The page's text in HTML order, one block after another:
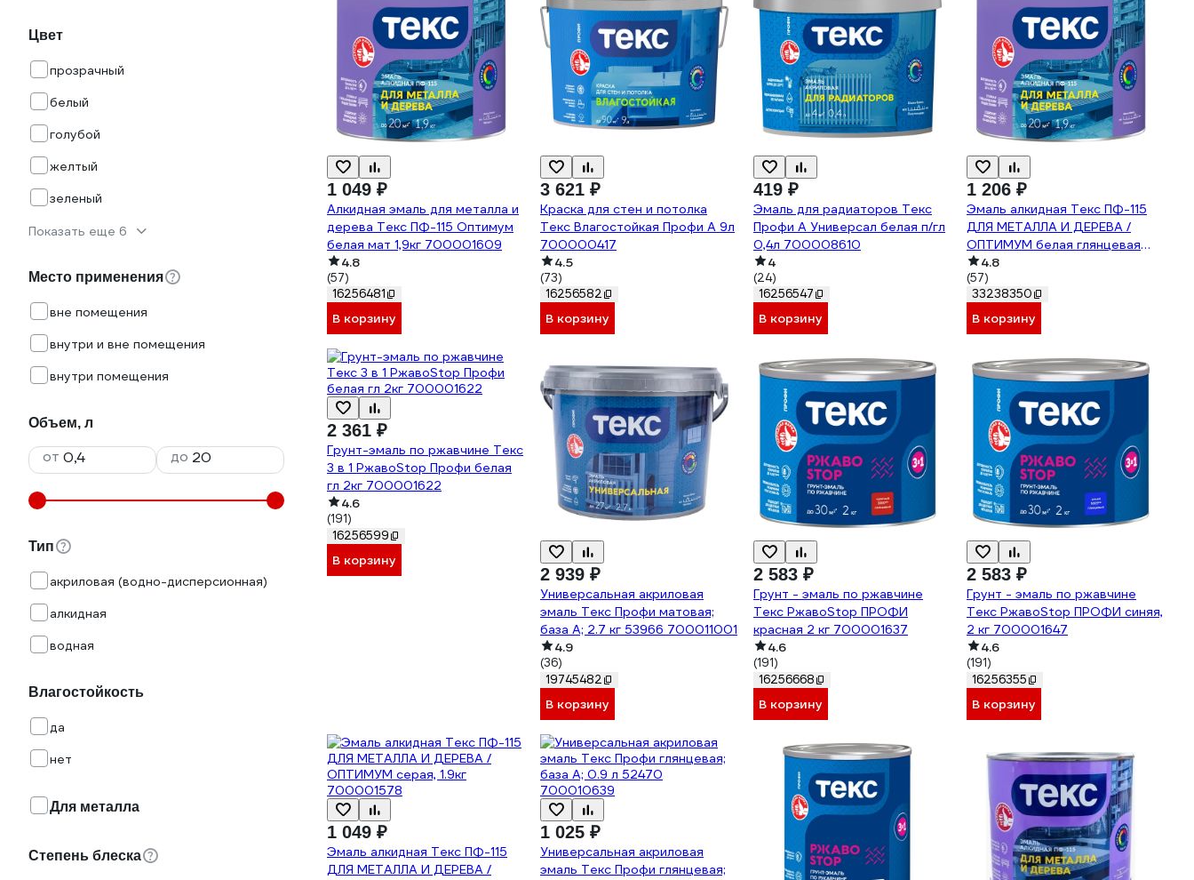
Цвет
прозрачный
белый
голубой
желтый
зеленый
Показать еще 6
Место применения
вне помещения
внутри и вне помещения
внутри помещения
Объем, л
от до
Тип
акриловая (водно-дисперсионная)
алкидная
водная
Влагостойкость
да
нет
Для металла
Степень блеска
1 049 ₽
Алкидная эмаль для металла и
дерева Текс ПФ-115 Оптимум
белая мат 1,9кг 700001609
4.8
(57)
16256481
В корзину
3 621 ₽
Краска для стен и потолка
Текс Влагостойкая Профи A 9л
700000417
4.5
(73)
16256582
В корзину
419 ₽
Эмаль для радиаторов Текс
Профи А Универсал белая п/гл
0,4л 700008610
4
(24)
16256547
В корзину
1 206 ₽
Эмаль алкидная Текс ПФ-115
ДЛЯ МЕТАЛЛА И ДЕРЕВА /
ОПТИМУМ белая глянцевая
1.9кг 700001603
4.8
(57)
33238350
В корзину
2 361 ₽
Грунт-эмаль по ржавчине Текс
3 в 1 РжавоStop Профи белая
гл 2кг 700001622
4.6
(191)
16256599
В корзину
2 939 ₽
Универсальная акриловая
эмаль Текс Профи матовая;
база A; 2.7 кг 53966 700011001
4.9
(36)
19745482
В корзину
2 583 ₽
Грунт - эмаль по ржавчине
Текс РжавоStop ПРОФИ
красная 2 кг 700001637
4.6
(191)
16256668
В корзину
2 583 ₽
Грунт - эмаль по ржавчине
Текс РжавоStop ПРОФИ синяя,
2 кг 700001647
4.6
(191)
16256355
В корзину
1 049 ₽
Эмаль алкидная Текс ПФ-115
ДЛЯ МЕТАЛЛА И ДЕРЕВА /
1 025 ₽
Универсальная акриловая
эмаль Текс Профи глянцевая;